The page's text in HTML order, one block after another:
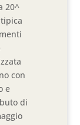
20^
con
e
di